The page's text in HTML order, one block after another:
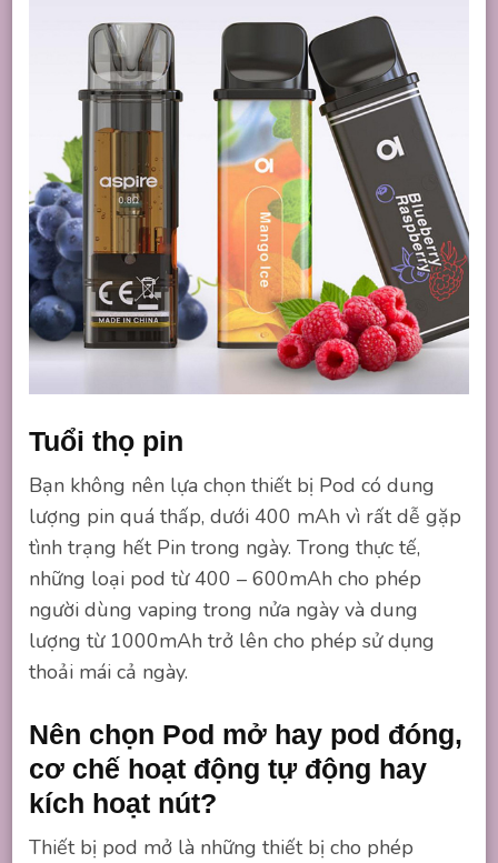
Tuổi thọ pin
Bạn không nên lựa chọn thiết bị Pod có dung
lượng pin quá thấp, dưới 400 mAh vì rất dễ gặp
tình trạng hết Pin trong ngày. Trong thực tế,
những loại pod từ 400 – 600mAh cho phép
người dùng vaping trong nửa ngày và dung
lượng từ 1000mAh trở lên cho phép sử dụng
thoải mái cả ngày.
Nên chọn Pod mở hay pod đóng,
cơ chế hoạt động tự động hay
kích hoạt nút?
Thiết bị pod mở là những thiết bị cho phép